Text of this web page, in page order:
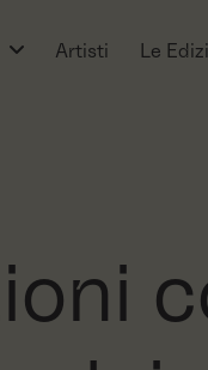
Artisti Le